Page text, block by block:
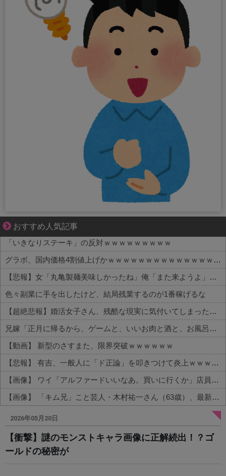
おすすめ人気記事
大変だけど幸せ。等身大の子育て物語。
「いきなりステーキ」の反対ｗｗｗｗｗｗｗｗｗ
グラボ、国内価格4割値上げかｗｗｗｗｗｗｗｗｗｗｗｗｗｗｗｗ
【悲報】女「丸亀製麺美味しかったね」俺「また来ようよ」店員「お会計2380円になりまーす」→その後『こう』なったんだが俺悪くないよな？？？？？？？？
色々副業に手を出したけど、結局残業するのが1番稼げるな
【超絶悲報】婚活女子さん、残酷な現実に気付いてしまった結果…
兄嫁「正月に帰るから、ゲームと、いいお肉と酒と、お風呂グッズの準備しとけよ」寝起きの私「知るかボケ」兄嫁「キィィィィー！！！！」私「あ…」
【動画】 新型のさすまた、限界突破ｗｗｗｗｗｗ
【悲報】 有吉、一般人に「ド正論」を叩きつけて炎上ｗｗｗｗｗｗｗｗ
【画像】 ワイ「アルファードいいなあ。買いに行くか」店員「ほいっ見積もりな！」ワイ「金額おかしくね？」←お前らもそう思うよな？？？？？
【画像】 「キム兄」こと芸人・木村祐一さん（63歳）、最新の松本人志さんとのツーショットが完全に別人だとネット騒然！ 「マジで誰かわからん」...
Powered by livedoor 相互RSS
2026年05月20日
【衝撃】謎のモンストキャラ画像に正解続出！？ゴ
ールドの秘密が